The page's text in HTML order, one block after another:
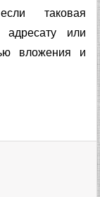
таковая
адресату или
вложения и